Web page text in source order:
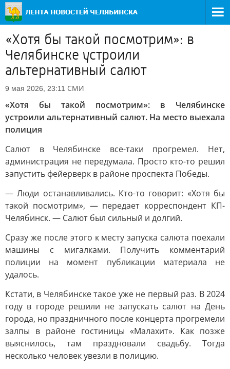
«Хотя бы такой посмотрим»: в
Челябинске устроили
альтернативный салют
9 мая 2026, 23:11 СМИ
«Хотя бы такой посмотрим»: в Челябинске
устроили альтернативный салют. На место выехала
полиция
Салют в Челябинске все-таки прогремел. Нет,
администрация не передумала. Просто кто-то решил
запустить фейерверк в районе проспекта Победы.
— Люди останавливались. Кто-то говорит: «Хотя бы
такой посмотрим», — передает корреспондент КП-
Челябинск. — Салют был сильный и долгий.
Сразу же после этого к месту запуска салюта поехали
машины с мигалками. Получить комментарий
полиции на момент публикации материала не
удалось.
Кстати, в Челябинске такое уже не первый раз. В 2024
году в городе решили не запускать салют на День
города, но праздничного после концерта прогремели
залпы в районе гостиницы «Малахит». Как позже
выяснилось, там праздновали свадьбу. Тогда
несколько человек увезли в полицию.